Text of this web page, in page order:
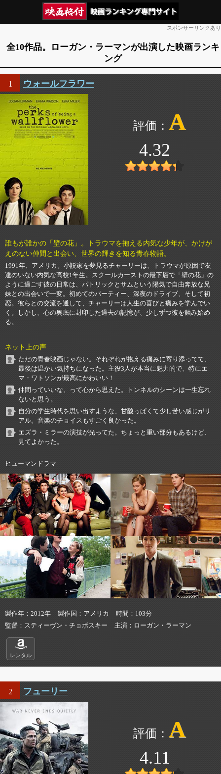
スポンサーリンクあり
全10作品。ローガン・ラーマンが出演した映画ランキ
ング
1 ウォールフラワー
A
4.32
誰もが誰かの「壁の花」。トラウマを抱える内気な少年が、かけが
えのない仲間と出会い、世界の輝きを知る青春物語。
1991年、アメリカ。小説家を夢見るチャーリーは、トラウマが原因で友
達のいない内気な高校1年生。スクールカーストの最下層で「壁の花」の
ように過ごす彼の日常は、パトリックとサムという陽気で自由奔放な兄
妹との出会いで一変。初めてのパーティー、深夜のドライブ、そして初
恋。彼らとの交流を通して、チャーリーは人生の喜びと痛みを学んでい
く。しかし、心の奥底に封印した過去の記憶が、少しずつ彼を蝕み始め
る。
ネット上の声
ただの青春映画じゃない。それぞれが抱える痛みに寄り添ってて、
最後は温かい気持ちになった。主役3人が本当に魅力的で、特にエ
マ・ワトソンが最高にかわいい！
仲間っていいな、って心から思えた。トンネルのシーンは一生忘れ
ないと思う。
自分の学生時代を思い出すような、甘酸っぱくて少し苦い感じがリ
アル。音楽のチョイスもすごく良かった。
エズラ・ミラーの演技が光ってた。ちょっと重い部分もあるけど、
見てよかった。
ヒューマンドラマ
製作年 2012年 製作国 アメリカ 時間
103分
監督
スティーヴン・チョボスキー 主演 ローガン・ラーマン
レンタル
2 フューリー
A
4.11